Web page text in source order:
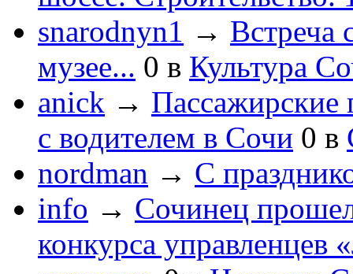
snarodnyn1 → Встреча
музее... 0 в Культура
anick → Пассажирские
с водителем в Сочи 0 в
nordman → С
info → Сочинец
конкурса управленцев